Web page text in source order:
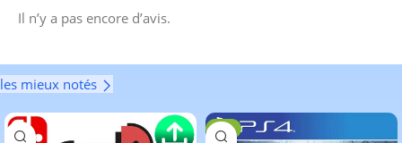
Il n’y a pas encore d’avis.
les mieux notés
-6%